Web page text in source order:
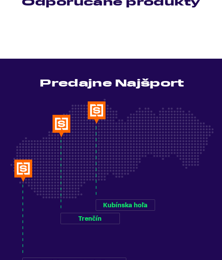
Predajne Najšport
Trenčín
Kubínska hoľa